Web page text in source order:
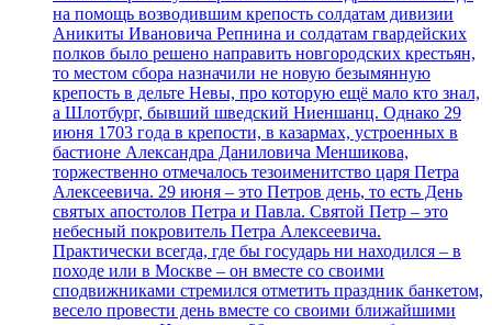
на помощь возводившим крепость солдатам дивизии
Аникиты Ивановича Репнина и солдатам гвардейских
полков было решено направить новгородских крестьян,
то местом сбора назначили не новую безымянную
крепость в дельте Невы, про которую ещё мало кто знал,
а Шлотбург, бывший шведский Ниеншанц. Однако 29
июня 1703 года в крепости, в казармах, устроенных в
бастионе Александра Даниловича Меншикова,
торжественно отмечалось тезоименитство царя Петра
Алексеевича. 29 июня – это Петров день, то есть День
святых апостолов Петра и Павла. Святой Петр – это
небесный покровитель Петра Алексеевича.
Практически всегда, где бы государь ни находился – в
походе или в Москве – он вместе со своими
сподвижниками стремился отметить праздник банкетом,
весело провести день вместе со своими ближайшими